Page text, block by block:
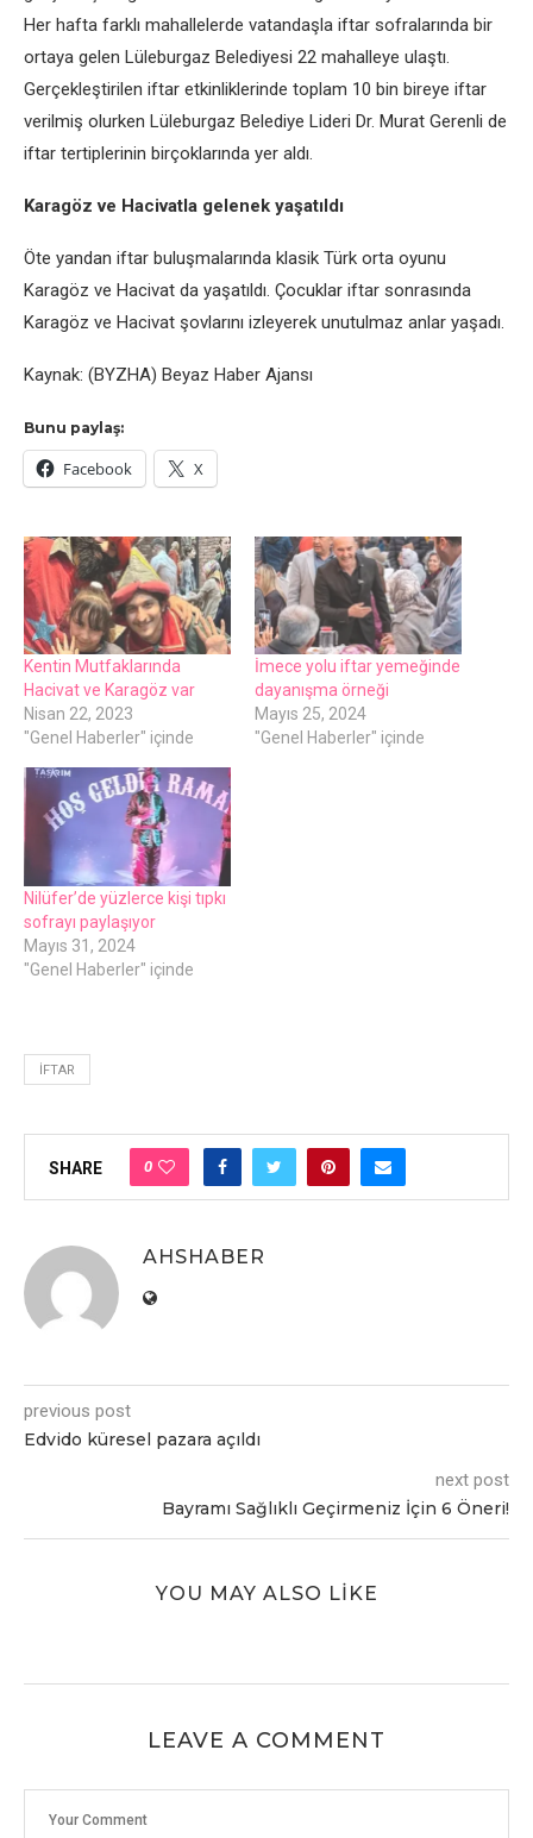
Her hafta farklı mahallelerde vatandaşla iftar sofralarında bir
ortaya gelen Lüleburgaz Belediyesi 22 mahalleye ulaştı.
Gerçekleştirilen iftar etkinliklerinde toplam 10 bin bireye iftar
verilmiş olurken Lüleburgaz Belediye Lideri Dr. Murat Gerenli de
iftar tertiplerinin birçoklarında yer aldı.
Karagöz ve Hacivatla gelenek yaşatıldı
Öte yandan iftar buluşmalarında klasik Türk orta oyunu
Karagöz ve Hacivat da yaşatıldı. Çocuklar iftar sonrasında
Karagöz ve Hacivat şovlarını izleyerek unutulmaz anlar yaşadı.
Kaynak: (BYZHA) Beyaz Haber Ajansı
Bunu paylaş:
Facebook X
Kentin Mutfaklarında
Hacivat ve Karagöz var
Nisan 22, 2023
"Genel Haberler" içinde
İmece yolu iftar yemeğinde
dayanışma örneği
Mayıs 25, 2024
"Genel Haberler" içinde
Nilüfer’de yüzlerce kişi tıpkı
sofrayı paylaşıyor
Mayıs 31, 2024
"Genel Haberler" içinde
İFTAR
SHARE 0
AHSHABER
previous post
Edvido küresel pazara açıldı
next post
Bayramı Sağlıklı Geçirmeniz İçin 6 Öneri!
YOU MAY ALSO LIKE
LEAVE A COMMENT